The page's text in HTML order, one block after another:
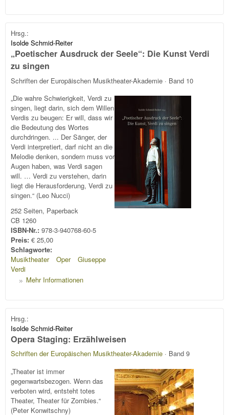
Hrsg.:
Isolde Schmid-Reiter
„Poetischer Ausdruck der Seele“: Die Kunst Verdi
zu singen
Schriften der Europäischen Musiktheater-Akademie · Band 10
„Die wahre Schwierigkeit, Verdi zu
singen, liegt darin, sich dem Willen
Verdis zu beugen: Er will, dass wir
die Bedeutung des Wortes
durchdringen. ... Der Sänger, der
Verdi interpretiert, darf nicht an die
Melodie denken, sondern muss vor
Augen haben, was Verdi sagen
will. … Verdi zu verstehen, darin
liegt die Herausforderung, Verdi zu
singen.“ (Leo Nucci)
252 Seiten, Paperback
CB 1260
ISBN-Nr.: 978-3-940768-60-5
Preis: € 25,00
Schlagworte:
Musiktheater
Oper
Giuseppe
Verdi
Mehr Informationen
Hrsg.:
Isolde Schmid-Reiter
Opera Staging: Erzählweisen
Schriften der Europäischen Musiktheater-Akademie · Band 9
„Theater ist immer
gegenwartsbezogen. Wenn das
verboten wird, entsteht totes
Theater, Theater für Zombies.“
(Peter Konwitschny)